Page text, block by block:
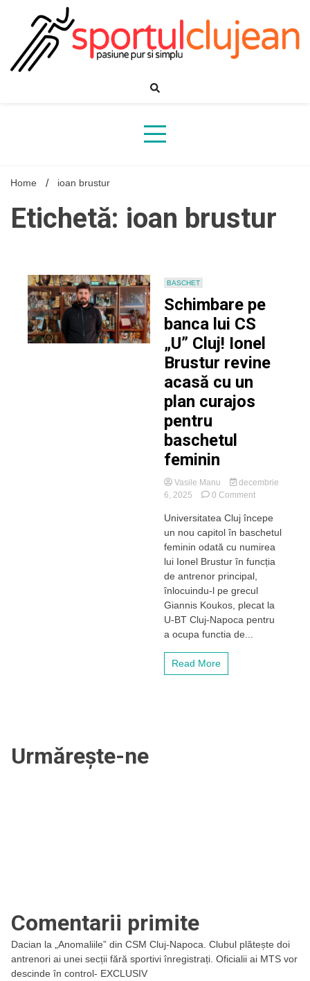
Home ioan brustur
Etichetă: ioan brustur
BASCHET
Schimbare pe
banca lui CS
„U” Cluj! Ionel
Brustur revine
acasă cu un
plan curajos
pentru
baschetul
feminin
Vasile Manu
decembrie
6, 2025
0 Commenton
pe
banca
lui
„U”
Cluj!
Ionel
Brustur
revine
Universitatea Cluj începe
un nou capitol în baschetul
feminin odată cu numirea
lui Ionel Brustur în funcția
de antrenor principal,
înlocuindu-l pe grecul
Giannis Koukos, plecat la
U-BT Cluj-Napoca pentru
a ocupa functia de...
Read More
Urmărește-ne
Comentarii primite
Dacian la
„Anomaliile” din CSM Cluj-Napoca. Clubul plătește doi
antrenori ai unei secții fără sportivi înregistrați. Oficialii ai MTS vor
descinde în control- EXCLUSIV